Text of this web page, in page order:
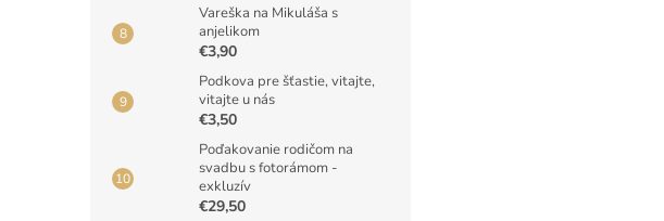
Vareška na Mikuláša s
anjelikom
€3,90
Podkova pre šťastie, vitajte,
vitajte u nás
€3,50
Poďakovanie rodičom na
svadbu s fotorámom -
exkluzív
€29,50